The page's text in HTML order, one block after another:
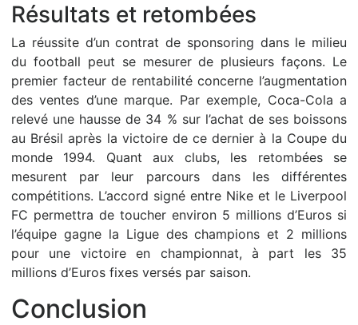
Résultats et retombées
La réussite d’un contrat de sponsoring dans le milieu
du football peut se mesurer de plusieurs façons. Le
premier facteur de rentabilité concerne l’augmentation
des ventes d’une marque. Par exemple, Coca-Cola a
relevé une hausse de 34 % sur l’achat de ses boissons
au Brésil après la victoire de ce dernier à la Coupe du
monde 1994. Quant aux clubs, les retombées se
mesurent par leur parcours dans les différentes
compétitions. L’accord signé entre Nike et le Liverpool
FC permettra de toucher environ 5 millions d’Euros si
l’équipe gagne la Ligue des champions et 2 millions
pour une victoire en championnat, à part les 35
millions d’Euros fixes versés par saison.
Conclusion